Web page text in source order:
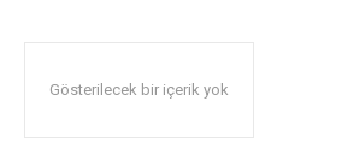
Gösterilecek bir içerik yok